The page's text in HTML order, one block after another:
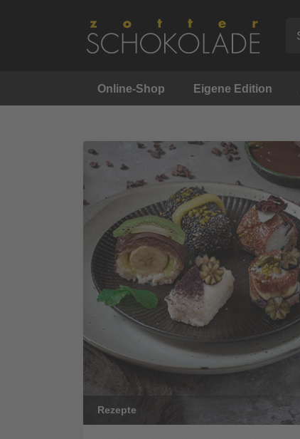
Online-Shop Eigene Edition
Rezepte